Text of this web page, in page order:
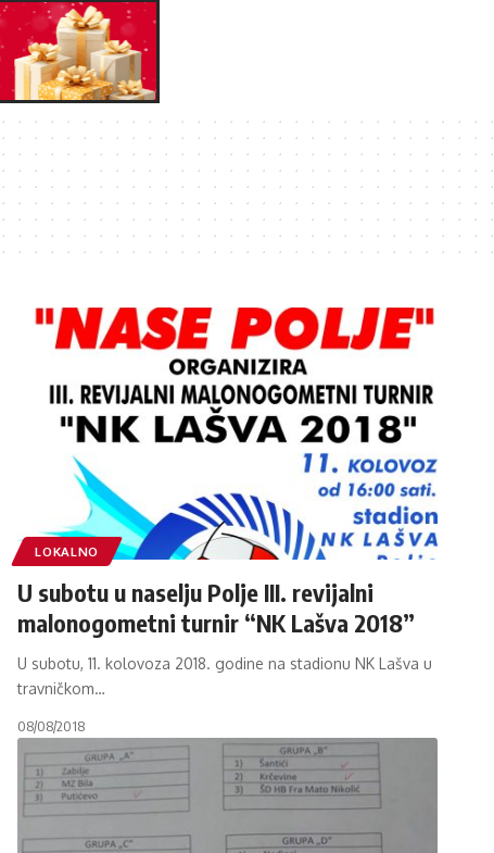
LOKALNO
U subotu u naselju Polje III. revijalni
malonogometni turnir “NK Lašva 2018”
U subotu, 11. kolovoza 2018. godine na stadionu NK Lašva u
travničkom…
08/08/2018